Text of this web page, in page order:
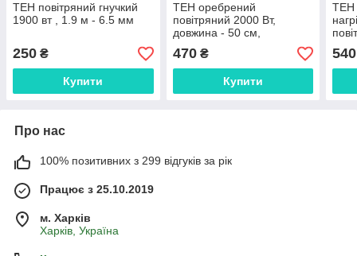
ТЕН повітряний гнучкий
1900 вт , 1.9 м - 6.5 мм
250 ₴
Купити
ТЕН оребрений
повітряний 2000 Вт,
довжина - 50 см,
470₴
Купити
ТЕН
540
Про нас
100% позитивних з 299 відгуків за рік
Працює з 25.10.2019
м. Харків
Харків, Україна